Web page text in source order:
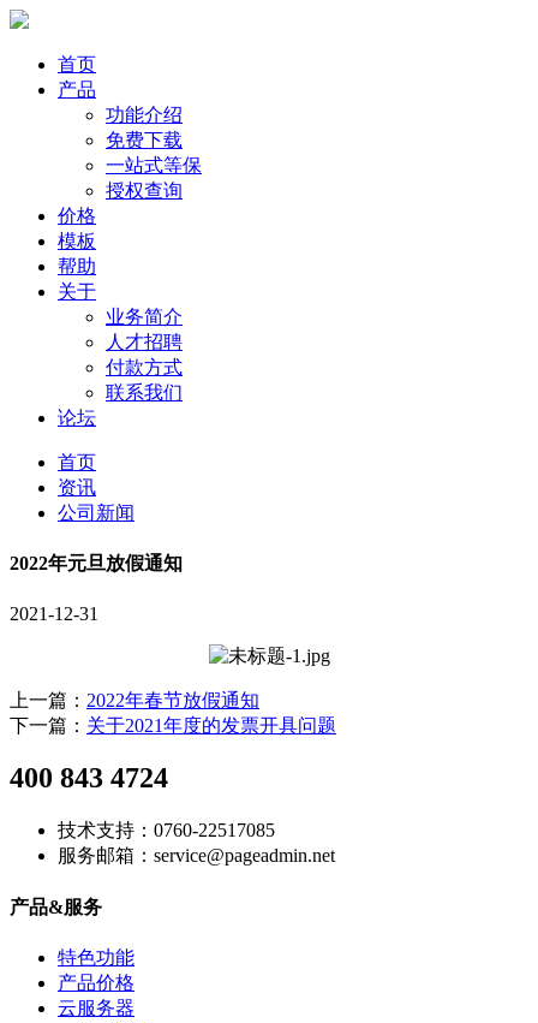
首页
产品
功能介绍
免费下载
一站式等保
授权查询
价格
模板
帮助
关于
业务简介
人才招聘
付款方式
联系我们
论坛
首页
资讯
公司新闻
2022年元旦放假通知
2021-12-31
上一篇： 2022年春节放假通知
下一篇： 关于2021年度的发票开具问题
400 843 4724
技术支持：0760-22517085
服务邮箱：service@pageadmin.net
产品&服务
特色功能
产品价格
云服务器